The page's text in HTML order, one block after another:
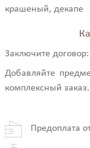
крашеный, декапе
Заключите
Добавляйте
комплексный заказ.
Предоплата